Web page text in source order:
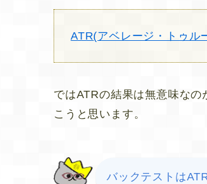
ATR(アベレージ・トゥル
ではATRの結果は無意味な
こうと思います。
バックテストは